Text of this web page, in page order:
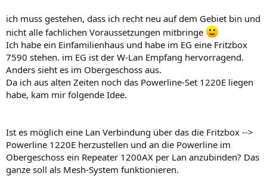
ich muss gestehen, dass ich recht neu auf dem Gebiet bin und
nicht alle fachlichen Voraussetzungen mitbringe
Ich habe ein Einfamilienhaus und habe im EG eine Fritzbox
7590 stehen. im EG ist der W-Lan Empfang hervorragend.
Anders sieht es im Obergeschoss aus.
Da ich aus alten Zeiten noch das Powerline-Set 1220E liegen
habe, kam mir folgende Idee.
Ist es möglich eine Lan Verbindung über das die Fritzbox -->
Powerline 1220E herzustellen und an die Powerline im
Obergeschoss ein Repeater 1200AX per Lan anzubinden? Das
ganze soll als Mesh-System funktionieren.